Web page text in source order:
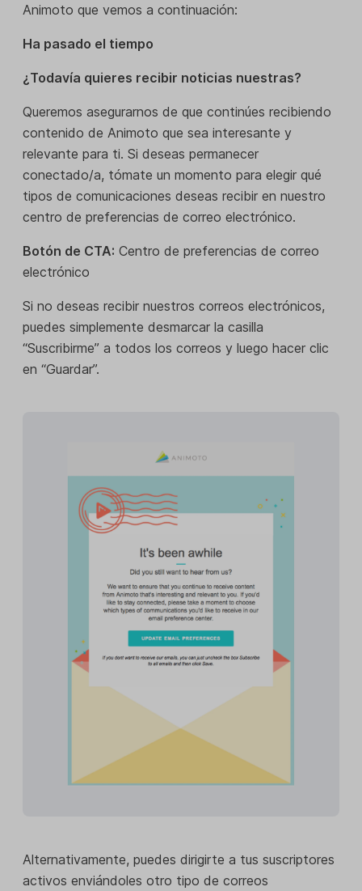
Animoto que vemos a continuación:
Ha pasado el tiempo
¿Todavía quieres recibir noticias nuestras?
Queremos asegurarnos de que continúes recibiendo
contenido de Animoto que sea interesante y
relevante para ti. Si deseas permanecer
conectado/a, tómate un momento para elegir qué
tipos de comunicaciones deseas recibir en nuestro
centro de preferencias de correo electrónico.
Botón de CTA: Centro de preferencias de correo
electrónico
Si no deseas recibir nuestros correos electrónicos,
puedes simplemente desmarcar la casilla
“Suscribirme” a todos los correos y luego hacer clic
en “Guardar”.
Alternativamente, puedes dirigirte a tus suscriptores
activos enviándoles otro tipo de correos